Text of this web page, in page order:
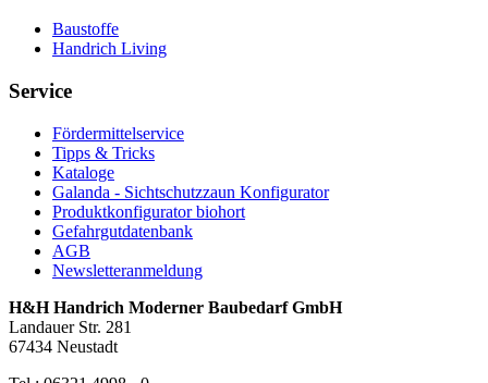
Baustoffe
Handrich Living
Service
Fördermittelservice
Tipps & Tricks
Kataloge
Galanda - Sichtschutzzaun Konfigurator
Produktkonfigurator biohort
Gefahrgutdatenbank
AGB
Newsletteranmeldung
H&H Handrich Moderner Baubedarf GmbH
Landauer Str. 281
67434 Neustadt